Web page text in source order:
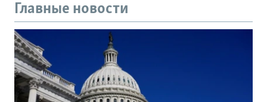
Главные новости